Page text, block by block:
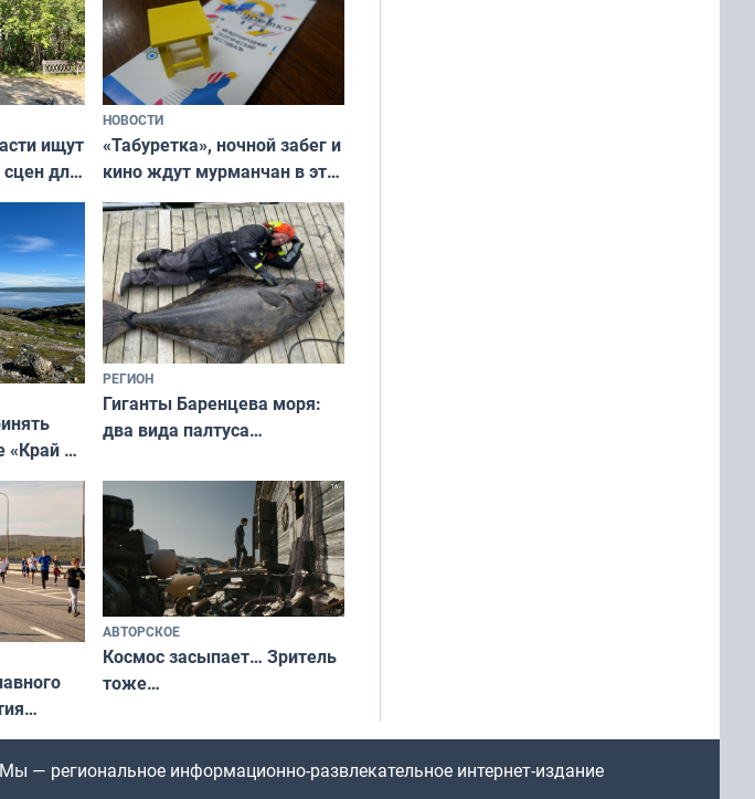
ищут
для
фильме
НОВОСТИ
«Табуретка», ночной забег и
кино ждут мурманчан в эти
выходные
«Край у
фотогид
РЕГИОН
Гиганты Баренцева моря:
два вида палтуса
АВТОРСКОЕ
Космос засыпает… Зритель
тоже…
— региональное информационно-развлекательное интернет-издание